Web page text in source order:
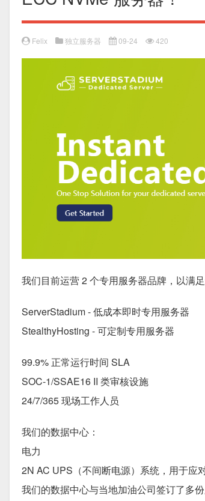
Felix 独立服务器 09-24 420
我们目前运营 2 个专用服务器品牌，以满
ServerStadium - 低成本即时专用服务器
StealthyHosting - 可定制专用服务器
99.9% 正常运行时间 SLA
SOC-1/SSAE16 II 类审核设施
24/7/365 现场工作人员
我们的数据中心：
电力
2N AC UPS（不间断电源）系统，用于应
我们的数据中心与当地加油公司签订了多份